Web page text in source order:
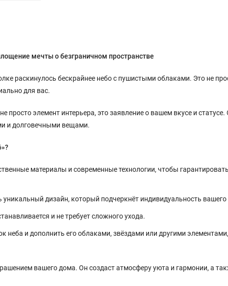
мечты о безграничном пространстве
раскинулось бескрайнее небо с пушистыми облаками. Это не
для вас.
элемент интерьера, это заявление о вашем вкусе и статусе.
и долговечными вещами.
материалы и современные технологии, чтобы
уникальный дизайн, который подчеркнёт индивидуальность вашего
и не требует сложного ухода.
неба и дополнить его облаками, звёздами или другими
вашего дома. Он создаст атмосферу уюта и гармонии, а